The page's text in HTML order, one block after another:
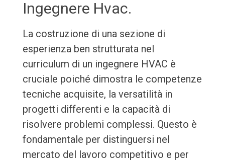
Ingegnere Hvac.
La costruzione di una sezione di
esperienza ben strutturata nel
curriculum di un ingegnere HVAC è
cruciale poiché dimostra le competenze
tecniche acquisite, la versatilità in
progetti differenti e la capacità di
risolvere problemi complessi. Questo è
fondamentale per distinguersi nel
mercato del lavoro competitivo e per